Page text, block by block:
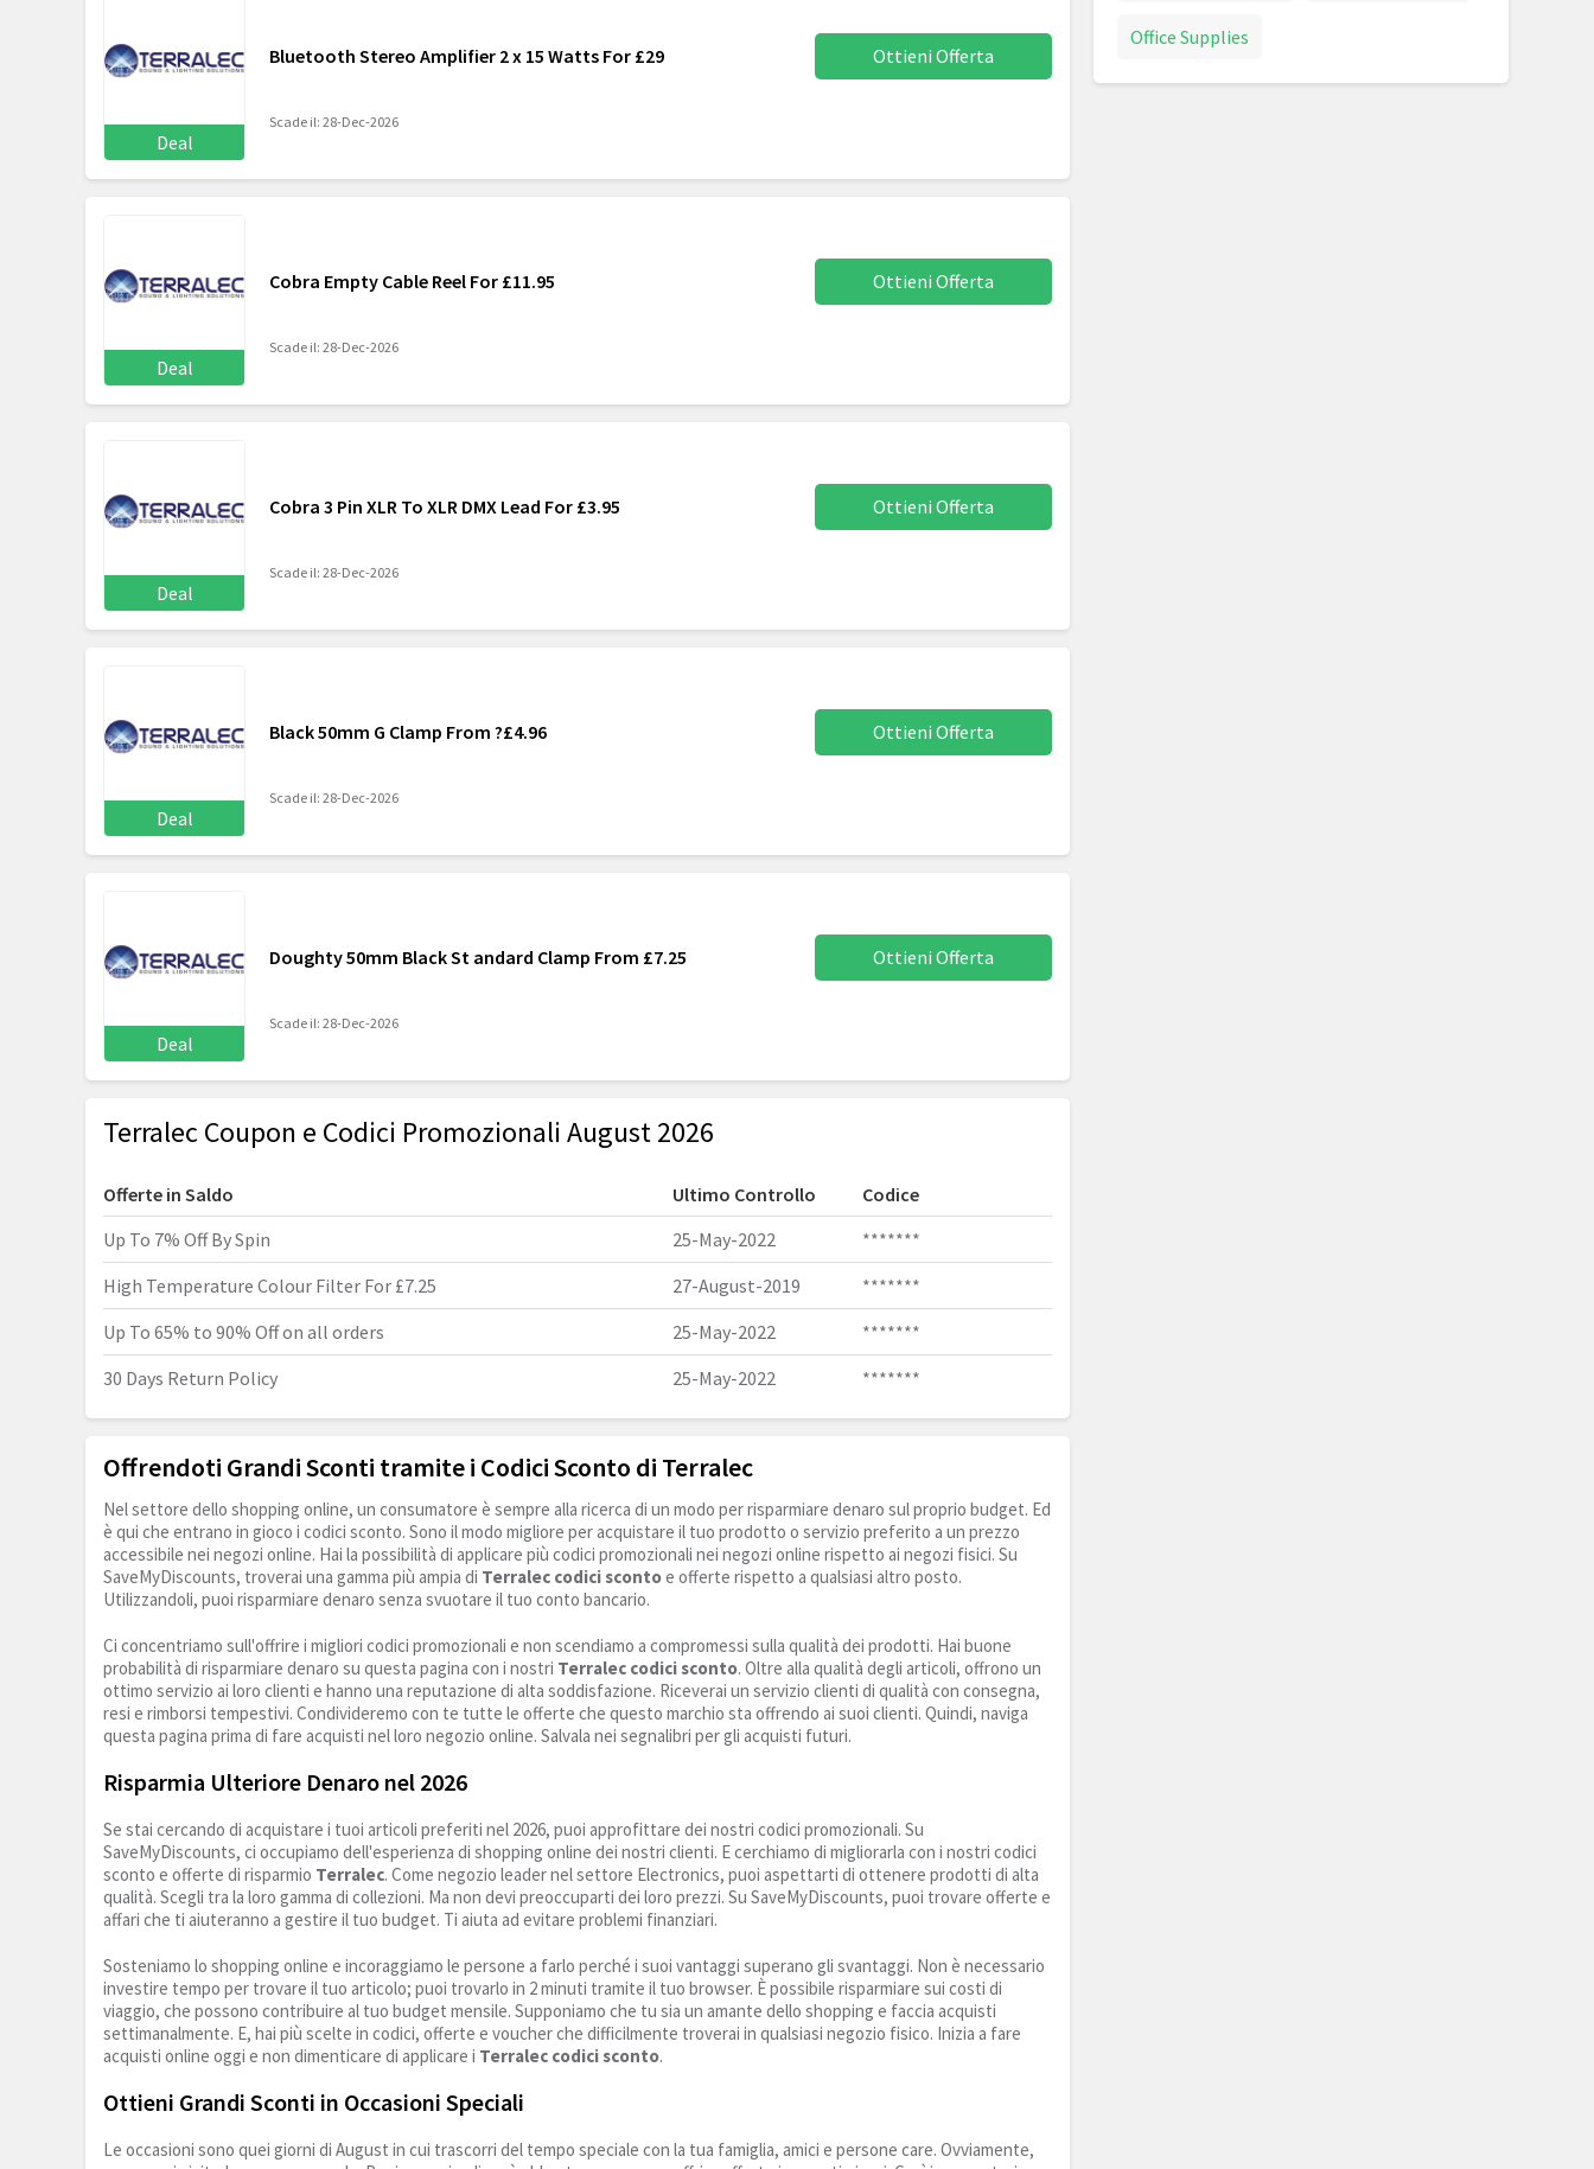
Deal
Bluetooth Stereo Amplifier 2 x 15 Watts For £29 Ottieni Offerta
Scade il: 28-Dec-2026
Deal
Cobra Empty Cable Reel For £11.95 Ottieni Offerta
Scade il: 28-Dec-2026
Deal
Cobra 3 Pin XLR To XLR DMX Lead For £3.95 Ottieni Offerta
Scade il: 28-Dec-2026
Deal
Black 50mm G Clamp From ?£4.96 Ottieni Offerta
Scade il: 28-Dec-2026
Deal
Doughty 50mm Black St andard Clamp From £7.25 Ottieni Offerta
Scade il: 28-Dec-2026
Terralec Coupon e Codici Promozionali August 2026
Offerte in Saldo Ultimo Controllo
Codice
Up To 7% Off By Spin
25-May-2022
*******
High Temperature Colour Filter For £7.25
27-August-2019
*******
Up To 65% to 90% Off on all orders
25-May-2022
*******
30 Days Return Policy
25-May-2022 *******
Offrendoti Grandi Sconti tramite i Codici Sconto di Terralec
Nel settore dello shopping online, un consumatore è sempre alla ricerca di un modo per risparmiare denaro sul proprio budget. Ed
è qui che entrano in gioco i codici sconto. Sono il modo migliore per acquistare il tuo prodotto o servizio preferito a un prezzo
accessibile nei negozi online. Hai la possibilità di applicare più codici promozionali nei negozi online rispetto ai negozi fisici. Su
SaveMyDiscounts, troverai una gamma più ampia di Terralec codici scontoe offerte rispetto a qualsiasi altro posto.
Utilizzandoli, puoi risparmiare denaro senza svuotare il tuo conto bancario.
Ci concentriamo sull'offrire i migliori codici promozionali e non scendiamo a compromessi sulla qualità dei prodotti. Hai buone
probabilità di risparmiare denaro su questa pagina con i nostri Terralec codici sconto. Oltre alla qualità degli articoli, offrono un
ottimo servizio ai loro clienti e hanno una reputazione di alta soddisfazione. Riceverai un servizio clienti di qualità con consegna,
resi e rimborsi tempestivi. Condivideremo con te tutte le offerte che questo marchio sta offrendo ai suoi clienti. Quindi, naviga
questa pagina prima di fare acquisti nel loro negozio online. Salvala nei segnalibri per gli acquisti futuri.
Risparmia Ulteriore Denaro nel 2026
Se stai cercando di acquistare i tuoi articoli preferiti nel 2026, puoi approfittare dei nostri codici promozionali. Su
SaveMyDiscounts, ci occupiamo dell'esperienza di shopping online dei nostri clienti. E cerchiamo di migliorarla con i nostri codici
sconto e offerte di risparmio Terralec. Come negozio leader nel settore Electronics, puoi aspettarti di ottenere prodotti di alta
qualità. Scegli tra la loro gamma di collezioni. Ma non devi preoccuparti dei loro prezzi. Su SaveMyDiscounts, puoi trovare offerte e
affari che ti aiuteranno a gestire il tuo budget. Ti aiuta ad evitare problemi finanziari.
Sosteniamo lo shopping online e incoraggiamo le persone a farlo perché i suoi vantaggi superano gli svantaggi. Non è necessario
investire tempo per trovare il tuo articolo; puoi trovarlo in 2 minuti tramite il tuo browser. È possibile risparmiare sui costi di
viaggio, che possono contribuire al tuo budget mensile. Supponiamo che tu sia un amante dello shopping e faccia acquisti
settimanalmente. E, hai più scelte in codici, offerte e voucher che difficilmente troverai in qualsiasi negozio fisico. Inizia a fare
acquisti online oggi e non dimenticare di applicare i Terralec codici sconto.
Ottieni Grandi Sconti in Occasioni Speciali
Le occasioni sono quei giorni di August in cui trascorri del tempo speciale con la tua famiglia, amici e persone care. Ovviamente,
Office Supplies